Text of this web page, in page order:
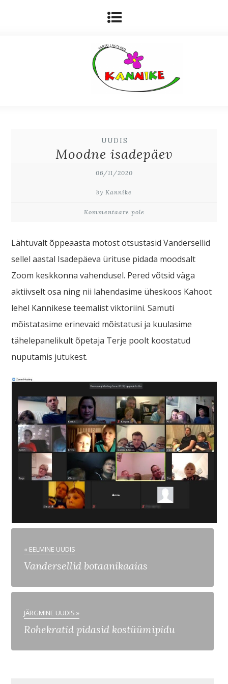
UUDIS
Moodne isadepäev
06/11/2020
by Kannike
Kommentaare pole
Lähtuvalt õppeaasta motost otsustasid Vandersellid
sellel aastal Isadepäeva ürituse pidada moodsalt
Zoom keskkonna vahendusel. Pered võtsid väga
aktiivselt osa ning nii lahendasime üheskoos Kahoot
lehel Kannikese teemalist viktoriini. Samuti
mõistatasime erinevaid mõistatusi ja kuulasime
tähelepanelikult õpetaja Terje poolt koostatud
nuputamis jutukest.
« EELMINE UUDIS
Vandersellid botaanikaaias
JÄRGMINE UUDIS »
Rohekratid pidasid kostüümipidu